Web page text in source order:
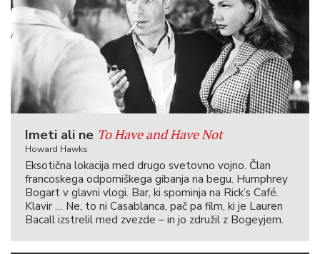
Imeti ali ne To Have and Have Not
Howard Hawks
Eksotična lokacija med drugo svetovno vojno. Član
francoskega odporniškega gibanja na begu. Humphrey
Bogart v glavni vlogi. Bar, ki spominja na Rick’s Café.
Klavir … Ne, to ni Casablanca, pač pa film, ki je Lauren
Bacall izstrelil med zvezde – in jo združil z Bogeyjem.